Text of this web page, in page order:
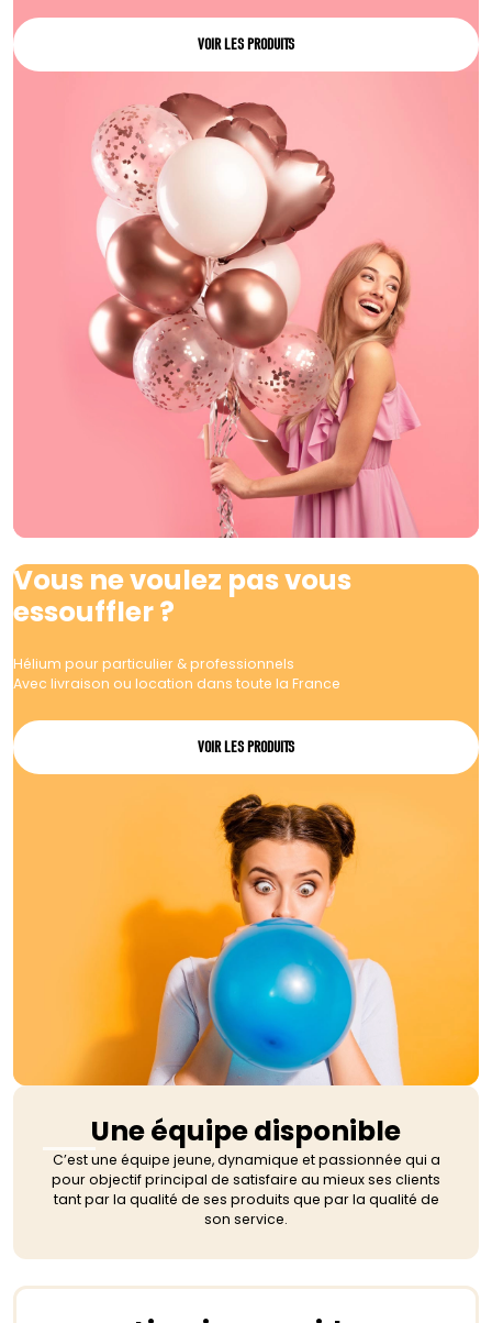
VOIR LES PRODUITS
Vous ne voulez pas vous
essouffler ?
Hélium pour particulier & professionnels
Avec livraison ou location dans toute la France
VOIR LES PRODUITS
Une équipe disponible
C’est une équipe jeune, dynamique et passionnée qui a
pour objectif principal de satisfaire au mieux ses clients
tant par la qualité de ses produits que par la qualité de
son service.